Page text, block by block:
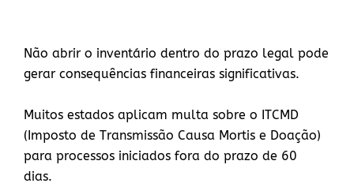
Não abrir o inventário dentro do prazo legal pode
gerar consequências financeiras significativas.
Muitos estados aplicam multa sobre o ITCMD
(Imposto de Transmissão Causa Mortis e Doação)
para processos iniciados fora do prazo de 60
dias.